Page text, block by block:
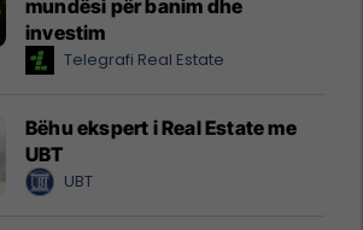
mundësi për banim dhe
investim
Telegrafi Real Estate
Bëhu ekspert i Real Estate me
UBT
UBT